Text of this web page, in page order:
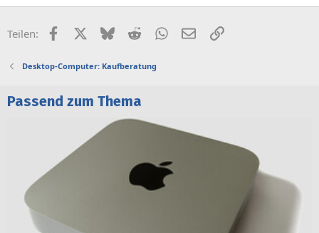
Teilen: FacebookX (Twitter)
BlueskyRedditWhatsApp
E-MailLink
Desktop-Computer: Kaufberatung
Passend zum Thema